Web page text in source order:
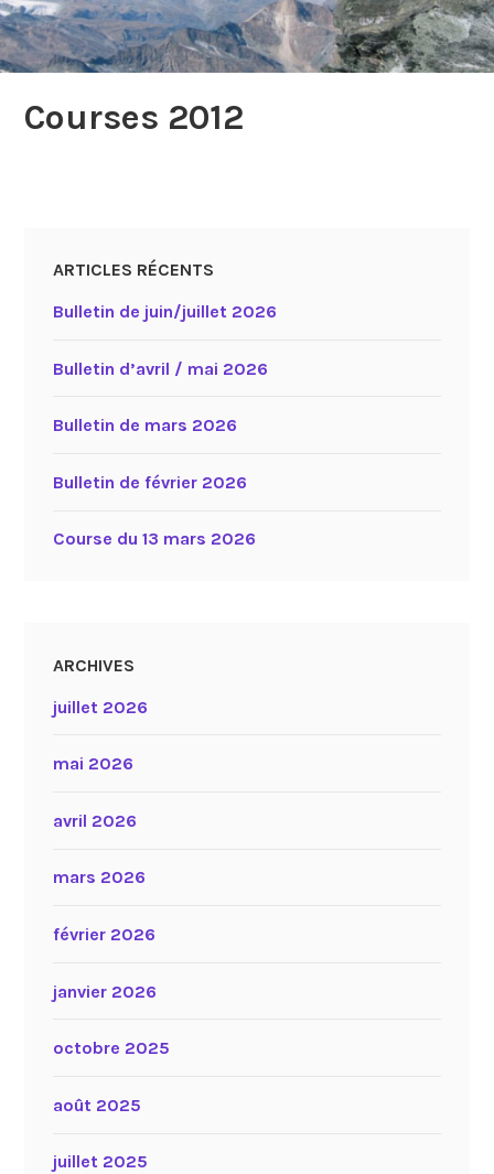
Courses 2012
ARTICLES RÉCENTS
Bulletin de juin/juillet 2026
Bulletin d’avril / mai 2026
Bulletin de mars 2026
Bulletin de février 2026
Course du 13 mars 2026
ARCHIVES
juillet 2026
mai 2026
avril 2026
mars 2026
février 2026
janvier 2026
octobre 2025
août 2025
juillet 2025